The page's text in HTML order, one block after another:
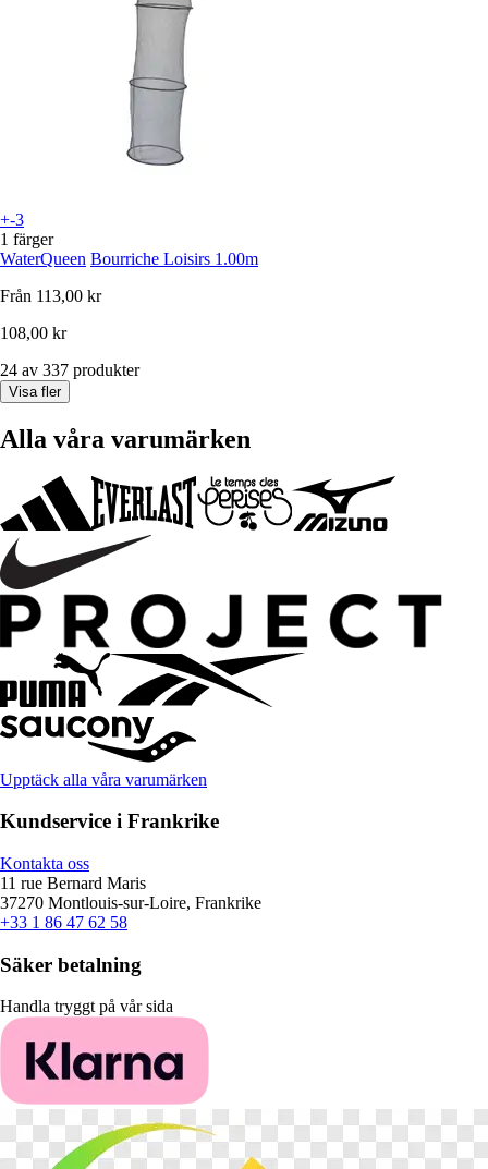
+-3
1 färger
WaterQueen Bourriche Loisirs 1.00m
Från 113,00 kr
108,00 kr
24 av 337 produkter
Visa fler
Alla våra varumärken
Upptäck alla våra varumärken
Kundservice i Frankrike
Kontakta oss
11 rue Bernard Maris
37270 Montlouis-sur-Loire, Frankrike
+33 1 86 47 62 58
Säker betalning
Handla tryggt på vår sida